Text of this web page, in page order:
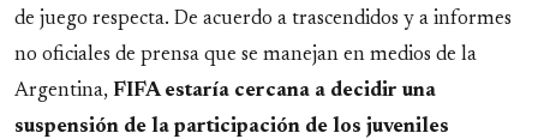
de juego respecta. De acuerdo a trascendidos y a informes
no oficiales de prensa que se manejan en medios de la
Argentina, FIFA estaría cercana a decidir una
suspensión de la participación de los juveniles